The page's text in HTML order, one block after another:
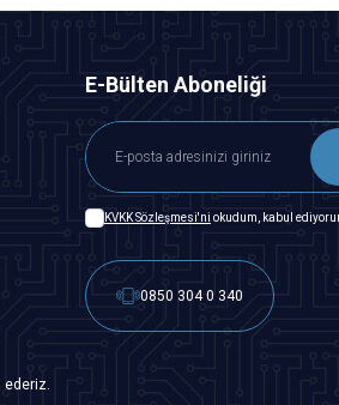
E-Bülten Aboneliği
KVKK Sözleşmesi'ni okudum, kabul
0850 304 0 340
ederiz.